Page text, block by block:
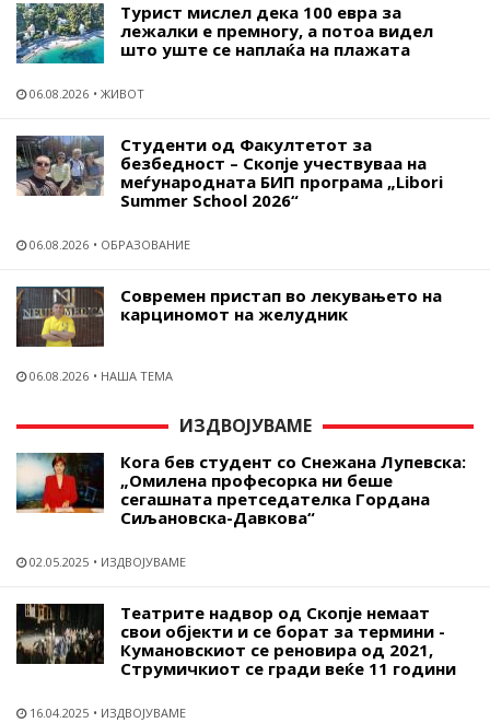
Турист мислел дека 100 евра за
лежалки е премногу, а потоа видел
што уште се наплаќа на плажата
06.08.2026 ЖИВОТ
Студенти од Факултетот за
безбедност – Скопје учествуваа на
меѓународната БИП програма „Libori
Summer School 2026“
06.08.2026 ОБРАЗОВАНИЕ
Современ пристап во лекувањето на
карциномот на желудник
06.08.2026 НАША ТЕМА
ИЗДВОЈУВАМЕ
Кога бев студент со Снежана Лупевска:
„Омилена професорка ни беше
сегашната претседателка Гордана
Сиљановска-Давкова“
02.05.2025 ИЗДВОЈУВАМЕ
Театрите надвор од Скопје немаат
свои објекти и се борат за термини -
Кумановскиот се реновира од 2021,
Струмичкиот се гради веќе 11 години
16.04.2025 ИЗДВОЈУВАМЕ